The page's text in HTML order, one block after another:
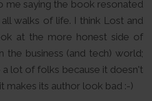
saying the book resonated
walks of life. I think Lost and
at the more honest side of
the business (and tech) world;
a lot of folks because it doesn't
makes its author look bad :-)